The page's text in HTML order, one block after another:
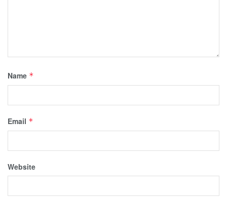
Name *
Email *
Website